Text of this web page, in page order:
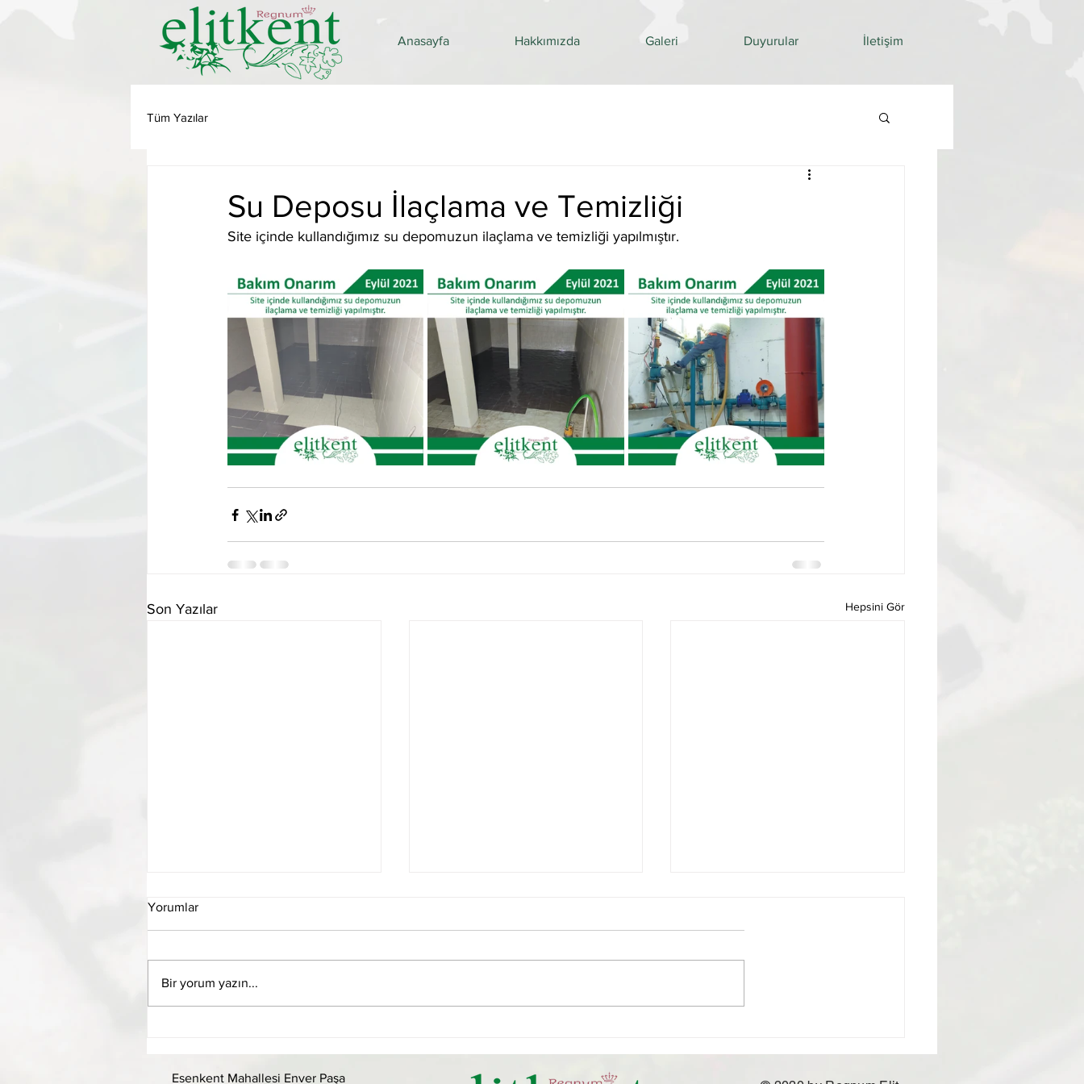
Anasayfa Hakkımızda Galeri Duyurular İletişim
Tüm Yazılar
Su Deposu İlaçlama ve Temizliği
Site içinde kullandığımız su depomuzun ilaçlama ve temizliği yapılmıştır.
Son Yazılar Hepsini Gör
Kurulu üyelerimizin cevabıdır
Yorumlar
Bir yorum yazın...
Esenkent Mahallesi Enver Paşa